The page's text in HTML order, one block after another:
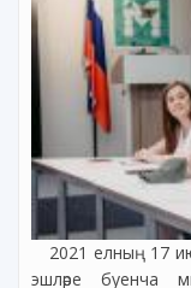
2021 елның 17
эшләре буенча